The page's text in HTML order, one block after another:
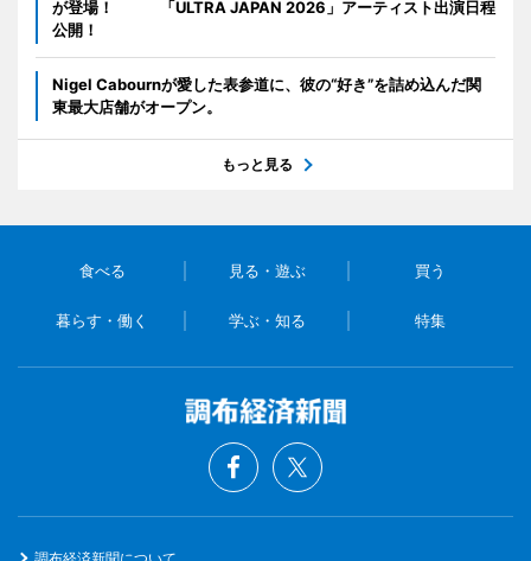
が登場！ 「ULTRA JAPAN 2026」アーティスト出演日程
公開！
Nigel Cabournが愛した表参道に、彼の“好き”を詰め込んだ関
東最大店舗がオープン。
もっと見る
食べる 見る・遊ぶ 買う
暮らす・働く 学ぶ・知る 特集